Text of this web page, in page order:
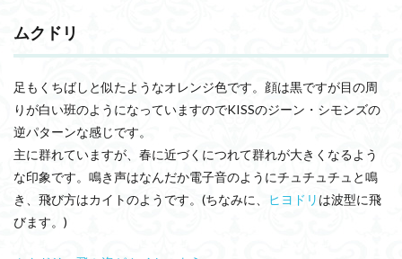
ムクドリ
足もくちばしと似たようなオレンジ色です。顔は黒ですが目の周
りが白い班のようになっていますのでKISSのジーン・シモンズの
逆パターンな感じです。
主に群れていますが、春に近づくにつれて群れが大きくなるよう
な印象です。鳴き声はなんだか電子音のようにチュチュチュと鳴
き、飛び方はカイトのようです。(ちなみに、
ヒヨドリ は波型に飛
びます。)